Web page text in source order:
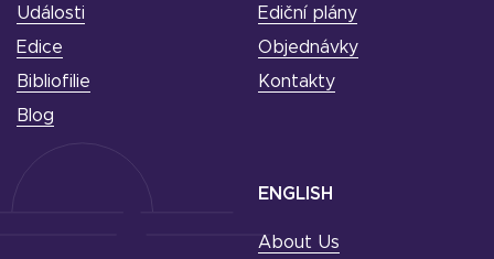
Události
Edice
Bibliofilie
Blog
Ediční plány
Objednávky
Kontakty
ENGLISH
About Us